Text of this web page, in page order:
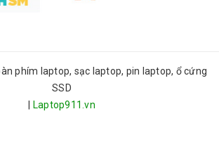
phím laptop, sạc laptop, pin laptop, ổ cứng
SSD
Laptop911.vn